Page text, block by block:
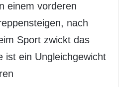
einem vorderen
nach
Sport zwickt das
ist ein Ungleichgewicht